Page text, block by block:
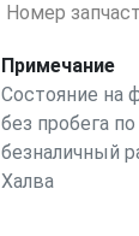
Номер
Примечание
Состояние на
без пробега
безналичный
Халва